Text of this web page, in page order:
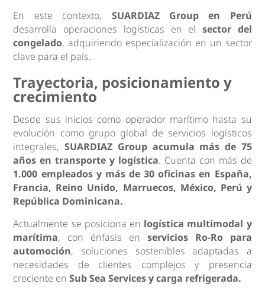
En este contexto, SUARDIAZ Group en Perú
desarrolla operaciones logísticas en el sector del
congelado, adquiriendo especialización en un sector
clave para el país.
Trayectoria, posicionamiento y
crecimiento
Desde sus inicios como operador marítimo hasta su
evolución como grupo global de servicios logísticos
integrales,SUARDIAZ Group acumula más de 75
años en transporte y logística. Cuenta con más de
1.000 empleados y más de 30 oficinas en España,
Francia, Reino Unido, Marruecos, México, Perú y
República Dominicana.
Actualmente se posiciona en logística multimodal y
marítima, con énfasis en servicios Ro-Ro para
automoción, soluciones sostenibles adaptadas a
necesidades de clientes complejos y presencia
creciente enSub Sea Services y carga refrigerada.